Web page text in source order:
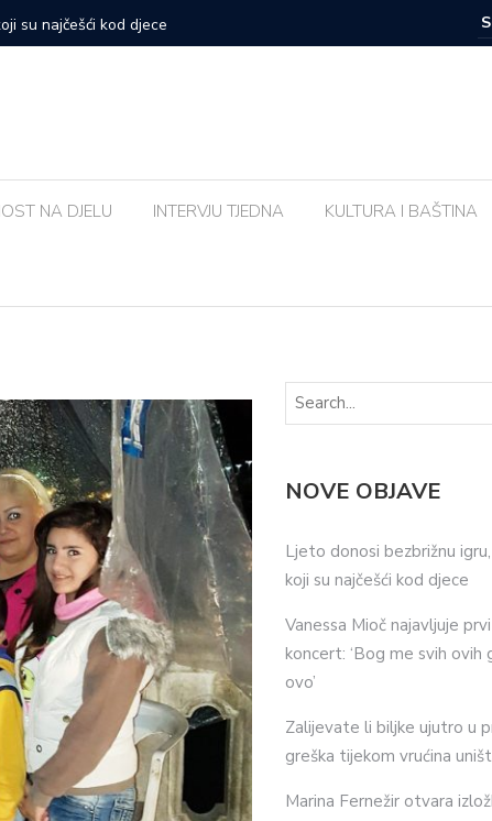
‘Bog me svih ovih godina
Zalijevate li biljke ujutro u pravo
NA DJELU INTERVJU TJEDNA KULTURA I BAŠTINA
NOVE OBJAVE
Ljeto donosi bezbrižnu
koji su najčešći kod djece
Vanessa Mioč najavljuje
koncert: ‘Bog me svih ovih
ovo’
Zalijevate li biljke ujutro u
greška tijekom vrućina
Marina Fernežir otvara